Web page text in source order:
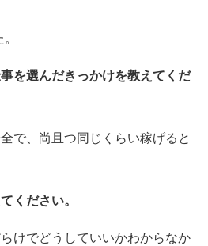
を選んだきっかけを教えてくだ
で、尚且つ同じくらい稼げると
ください。
けでどうしていいかわからなか